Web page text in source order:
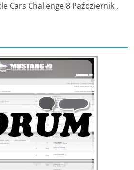
Cars Challenge 8 Październik ,